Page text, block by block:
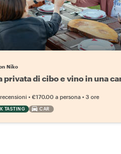
Niko
privata di cibo e vino in una
• €170.00 a persona • 3 ore
TASTING CAR